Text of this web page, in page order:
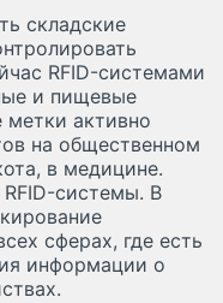
складские
RFID-системами
и пищевые
метки активно
на общественном
в медицине.
системы. В
сферах, где есть
информации о